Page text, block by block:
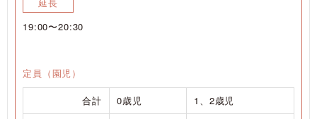
19:00〜20:30
定員（園児）
合計 0歳児
1、2歳児